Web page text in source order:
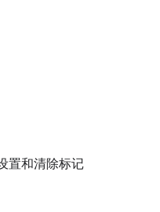
置和清除标记